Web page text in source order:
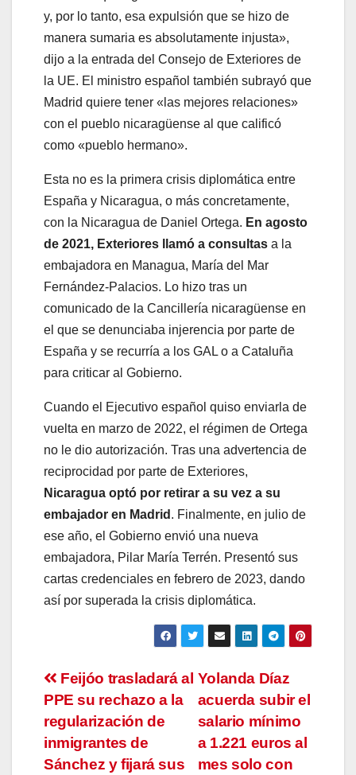
y, por lo tanto, esa expulsión que se hizo de
manera sumaria es absolutamente injusta»,
dijo a la entrada del Consejo de Exteriores de
la UE. El ministro español también subrayó que
Madrid quiere tener «las mejores relaciones»
con el pueblo nicaragüense al que calificó
como «pueblo hermano».
Esta no es la primera crisis diplomática entre
España y Nicaragua, o más concretamente,
con la Nicaragua de Daniel Ortega. En agosto
de 2021, Exteriores llamó a consultas a la
embajadora en Managua, María del Mar
Fernández-Palacios. Lo hizo tras un
comunicado de la Cancillería nicaragüense en
el que se denunciaba injerencia por parte de
España y se recurría a los GAL o a Cataluña
para criticar al Gobierno.
Cuando el Ejecutivo español quiso enviarla de
vuelta en marzo de 2022, el régimen de Ortega
no le dio autorización. Tras una advertencia de
reciprocidad por parte de Exteriores,
Nicaragua optó por retirar a su vez a su
embajador en Madrid . Finalmente, en julio de
ese año, el Gobierno envió una nueva
embajadora, Pilar María Terrén. Presentó sus
cartas credenciales en febrero de 2023, dando
así por superada la crisis diplomática.
Navegación
de
entradas
Yolanda Díaz
acuerda subir el
salario mínimo
a 1.221 euros al
mes solo con
Feijóo trasladará al
PPE su rechazo a la
regularización de
inmigrantes de
Sánchez y fijará sus